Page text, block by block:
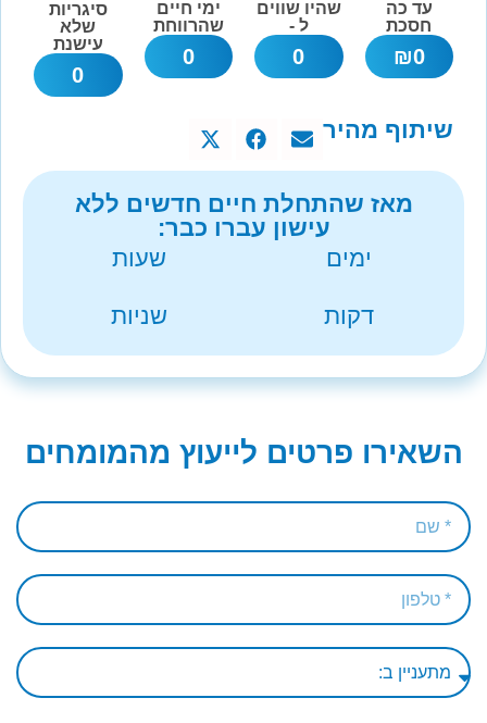
עד כה
חסכת
0
₪
שהיו שווים
ל -
0
ימי חיים
שהרווחת
0
סיגריות
שלא
עישנת
0
שיתוף מהיר
מאז שהתחלת חיים חדשים ללא
עישון עברו כבר:
ימים
שעות
דקות שניות
השאירו פרטים לייעוץ מהמומחים